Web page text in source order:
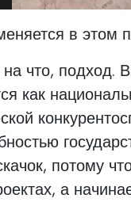
в этом
что, подход.
как
потому
а